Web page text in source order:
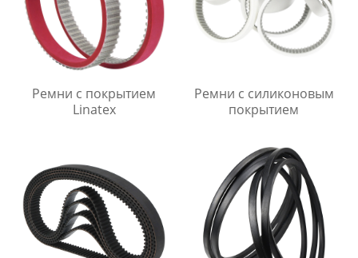
Ремни с покрытием
Linatex
Ремни с силиконовым
покрытием